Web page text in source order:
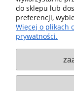
Sklep fx-
Odrzańskie 66-
do sklepu lub
preferencji,
Więcej o plikach
prywatności.